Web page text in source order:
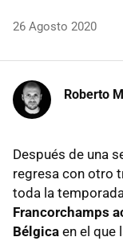
26 Agosto 2020
Roberto
Después de una
regresa con otro
toda la
Francorchamps
Bélgica en el que